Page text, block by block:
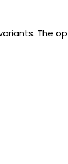
The